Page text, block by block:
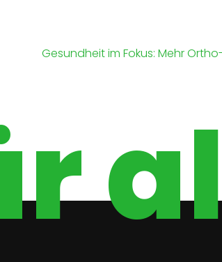
Gesundheit im Fokus: Mehr